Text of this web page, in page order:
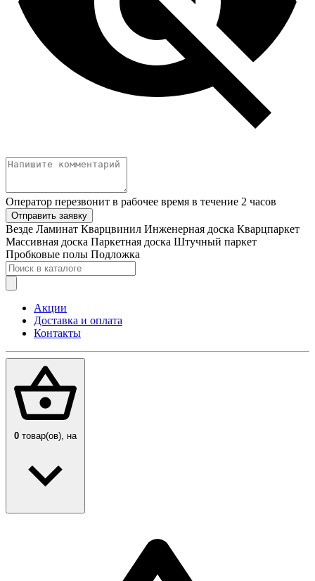
Оператор перезвонит в рабочее время в течение 2 часов
Отправить заявку
Везде Ламинат Кварцвинил Инженерная доска Кварцпаркет
Массивная доска Паркетная доска Штучный паркет
Пробковые полы Подложка
Акции
Доставка и оплата
Контакты
0 товар(ов), на